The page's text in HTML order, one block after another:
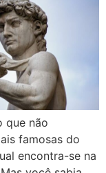
que não
famosas do
encontra-se na